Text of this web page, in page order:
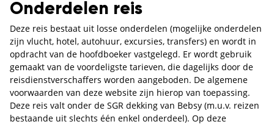
Onderdelen reis
Deze reis bestaat uit losse onderdelen (mogelijke onderdelen
zijn vlucht, hotel, autohuur, excursies, transfers) en wordt in
opdracht van de hoofdboeker vastgelegd. Er wordt gebruik
gemaakt van de voordeligste tarieven, die dagelijks door de
reisdienstverschaffers worden aangeboden. De algemene
voorwaarden van deze website zijn hierop van toepassing.
Deze reis valt onder de SGR dekking van Bebsy (m.u.v. reizen
bestaande uit slechts één enkel onderdeel). Op deze